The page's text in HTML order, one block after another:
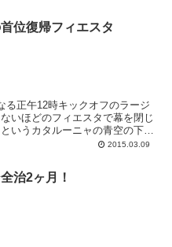
いるメディアですが、まずはレ
ョからのメッセージです。
位復帰フィエスタ
る正午12時キックオフのラージ
いほどのフィエスタで幕を閉じ
いうカタルーニャの青空の下、
ノウを訪れたたくさんのチビッ
ヘメス監督率いる勇敢なるラー
ドリーを勝点で上回って首位へ
2015.03.09
治2ヶ月！